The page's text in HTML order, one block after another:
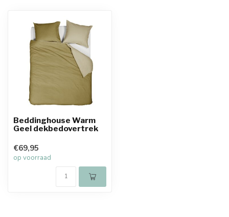
Beddinghouse Warm
Geel dekbedovertrek
€69,95
op voorraad